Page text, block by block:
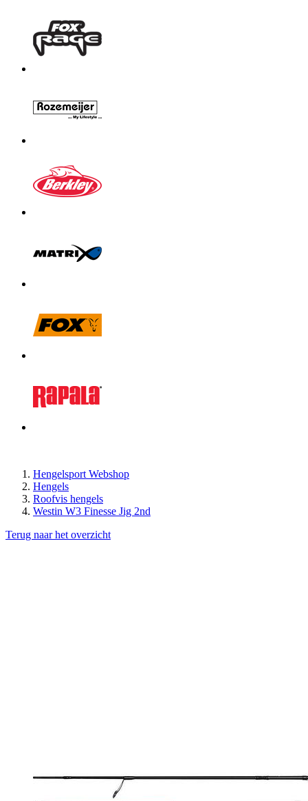
Hengelsport Webshop
Hengels
Roofvis hengels
Westin W3 Finesse Jig 2nd
Terug naar het overzicht